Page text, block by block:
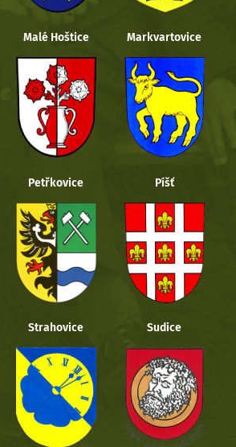
Malé Hoštice Markvartovice
Petřkovice Píšť
Strahovice Sudice